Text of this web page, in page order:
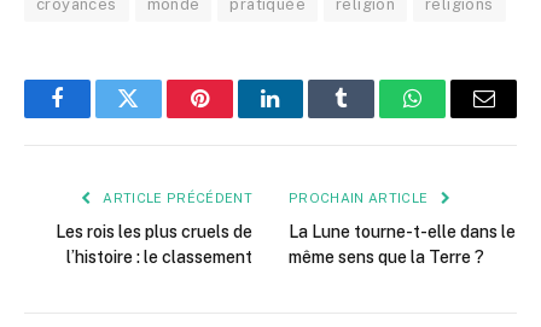
croyances monde pratiquée religion religions
FacebookTwitter PinterestLinkedInTumblr WhatsApp
E-
ARTICLE PRÉCÉDENT
Les rois les plus cruels de
l’histoire : le classement
PROCHAIN ARTICLE
La Lune tourne-t-elle dans le
même sens que la Terre ?